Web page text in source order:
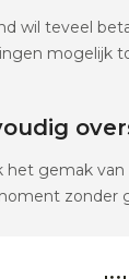
wil teveel
mogelijk
het gemak van
zonder